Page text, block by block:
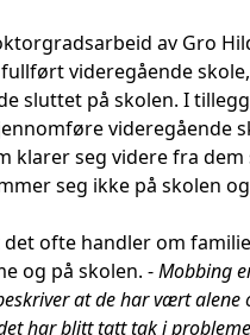
av Gro
videregående
sluttet på skolen. I
videregående
klarer seg videre fra
seg ikke på skolen
ofte handler om
og på skolen. -Mobbing
at de har vært
har blitt tatt tak i